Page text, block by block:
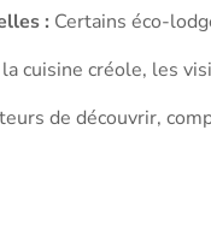
: Certains éco-
cuisine créole, les
de découvrir,